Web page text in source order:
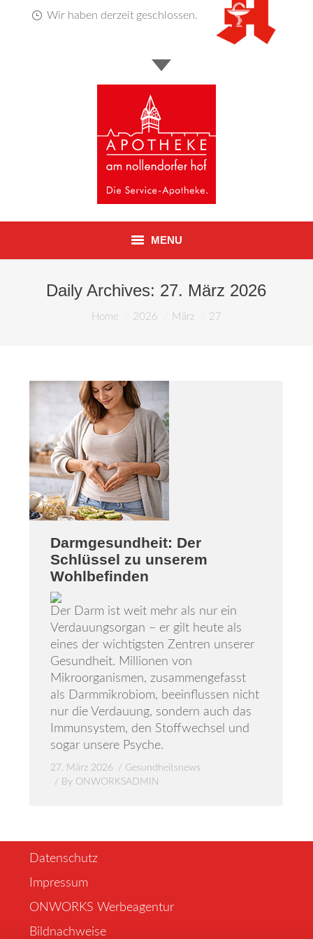
Wir haben derzeit geschlossen.
MENU
Startseite
Unser Service
Gesundheitsnews
Notdienst
Ärztehaus
Jobs
Über uns
Daily Archives: 27. März 2026
You are here:Home 2026 März 27
Darmgesundheit: Der
Schlüssel zu unserem
Wohlbefinden
Der Darm ist weit mehr als nur ein
Verdauungsorgan – er gilt heute als
eines der wichtigsten Zentren unserer
Gesundheit. Millionen von
Mikroorganismen, zusammengefasst
als Darmmikrobiom, beeinflussen nicht
nur die Verdauung, sondern auch das
Immunsystem, den Stoffwechsel und
sogar unsere Psyche.
27. März 2026
Gesundheitsnews
By ONWORKSADMIN
Datenschutz
Impressum
ONWORKS Werbeagentur
Bildnachweise